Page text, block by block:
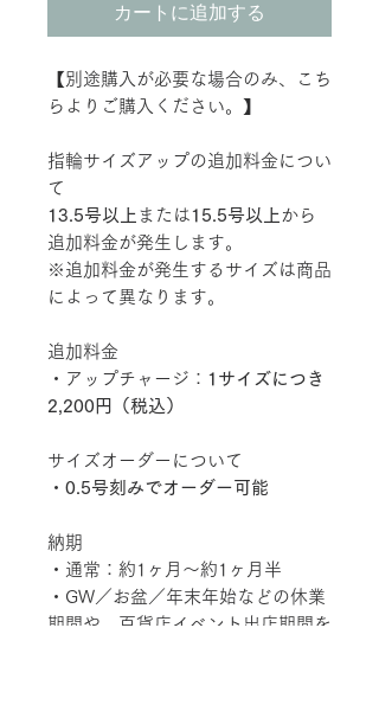
カートに追加する
【別途購入が必要な場合のみ、こち
らよりご購入ください。】
指輪サイズアップの追加料金につい
て
13.5号以上 または15.5号以上 から
追加料金が発生します。
※追加料金が発生するサイズは商品
によって異なります。
追加料金
・アップチャージ： 1サイズにつき
2,200円（税込）
サイズオーダーについて
・ 0.5号刻みでオーダー可能
納期
・通常：約1ヶ月〜約1ヶ月半
・GW／お盆／年末年始などの休業
期間や、百貨店イベント出店期間を